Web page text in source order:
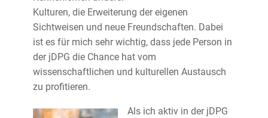
Kulturen, die Erweiterung der eigenen
Sichtweisen und neue Freundschaften. Dabei
ist es für mich sehr wichtig, dass jede Person in
der jDPG die Chance hat vom
wissenschaftlichen und kulturellen Austausch
zu profitieren.
Als ich aktiv in der jDPG